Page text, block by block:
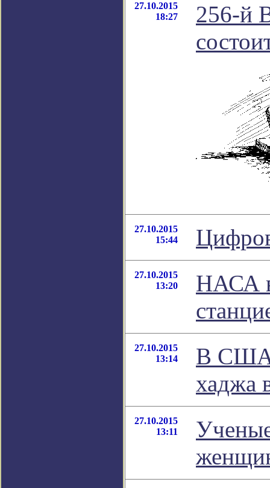
27.10.2015
18:27
256-й
27.10.2015
15:44
27.10.2015
13:20
НАСА
27.10.2015
13:14
В США
хаджа
27.10.2015
13:11